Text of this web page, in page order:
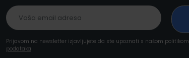
Prijavom na newsletter izjavljujete da ste upoznati s našom politikom
podataka